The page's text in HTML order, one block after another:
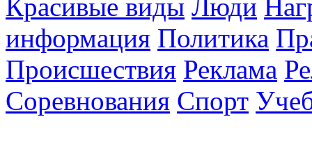
Красивые виды Люди
информация Политика
Происшествия Реклама
Соревнования Спорт